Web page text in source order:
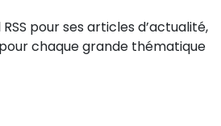
pour ses articles d’actualité,
pour chaque grande thématique